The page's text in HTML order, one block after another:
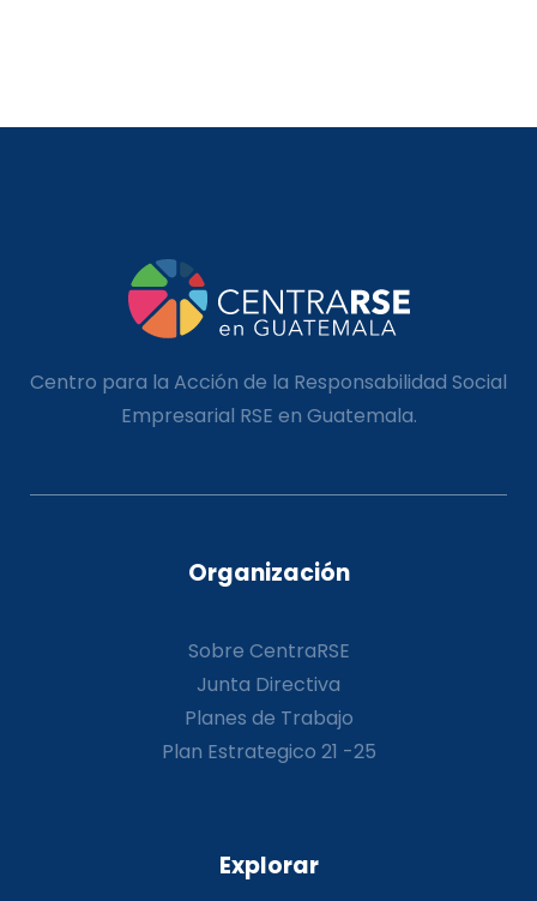
Centro para la Acción de la Responsabilidad Social
Empresarial RSE en Guatemala.
Organización
Sobre CentraRSE
Junta Directiva
Planes de Trabajo
Plan Estrategico 21 -25
Explorar